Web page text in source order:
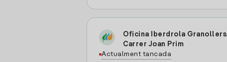
Oficina Iberdrola Granollers
Carrer Joan Prim
Actualment tancada